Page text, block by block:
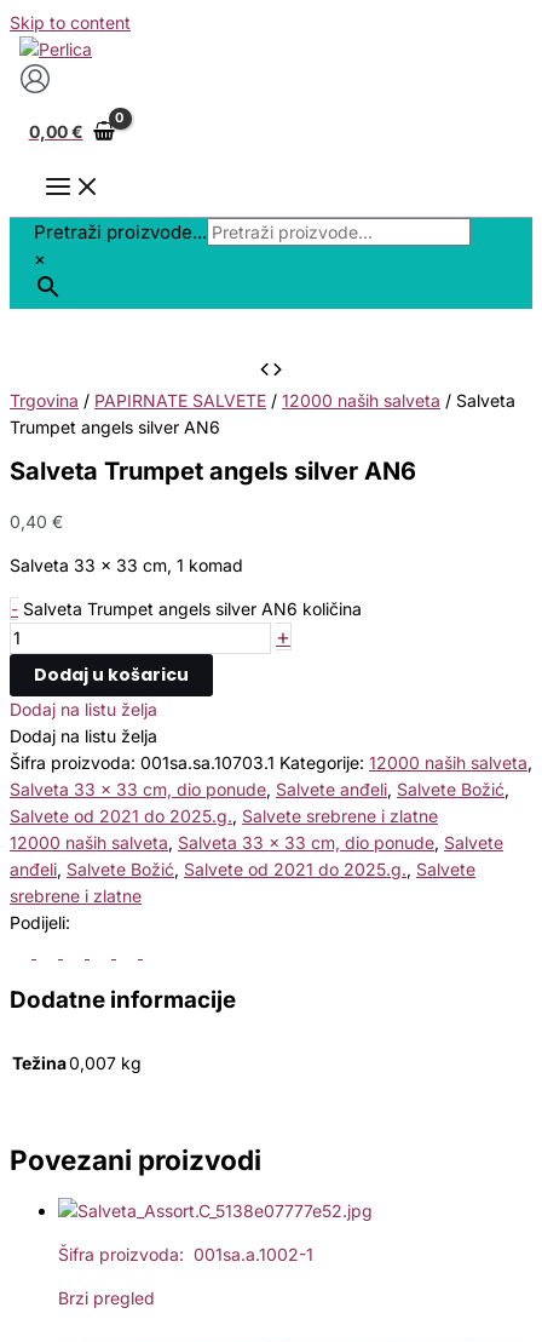
Skip to content
0,00€
Pretraži proizvode...
×
Trgovina / PAPIRNATE SALVETE / 12000 naših salveta / Salveta
Trumpet angels silver AN6
Salveta Trumpet angels silver AN6
0,40 €
Salveta 33 x 33 cm, 1 komad
- Salveta Trumpet angels silver AN6 količina
+
Dodaj u košaricu
Dodaj na listu želja
Dodaj na listu želja
Šifra proizvoda: 001sa.sa.10703.1 Kategorije: 12000 naših salveta,
Salveta 33 x 33 cm, dio ponude, Salvete anđeli, Salvete Božić,
Salvete od 2021 do 2025.g., Salvete srebrene i zlatne
12000 naših salveta, Salveta 33 x 33 cm, dio ponude, Salvete
anđeli, Salvete Božić, Salvete od 2021 do 2025.g., Salvete
srebrene i zlatne
Podijeli:
Dodatne informacije
Težina0,007 kg
Povezani proizvodi
Šifra proizvoda: 001sa.a.1002-1
Brzi pregled